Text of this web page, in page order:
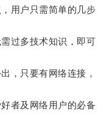
用户只需简单的几步
过多技术知识，即可
只要有网络连接，
者及网络用户的必备